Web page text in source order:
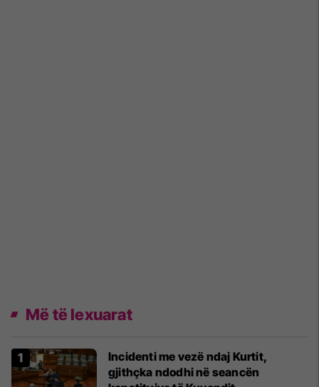
Më të lexuarat
Incidenti me vezë ndaj Kurtit,
gjithçka ndodhi në seancën